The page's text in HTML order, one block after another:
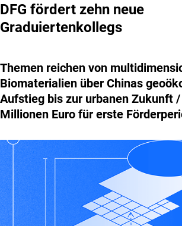
DFG fördert zehn neue
Graduiertenkollegs
Themen reichen von
Biomaterialien über Chinas
Aufstieg bis zur urbanen Zukunft /
Millionen Euro für erste